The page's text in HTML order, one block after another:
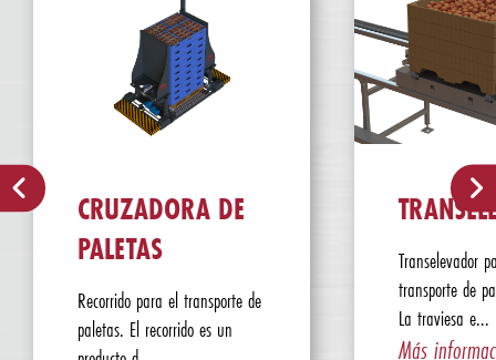
CRUZADORA DE
PALETAS
Recorrido para el transporte de
paletas. El recorrido es un
Transelevador
transporte de
La traviesa e...
Más